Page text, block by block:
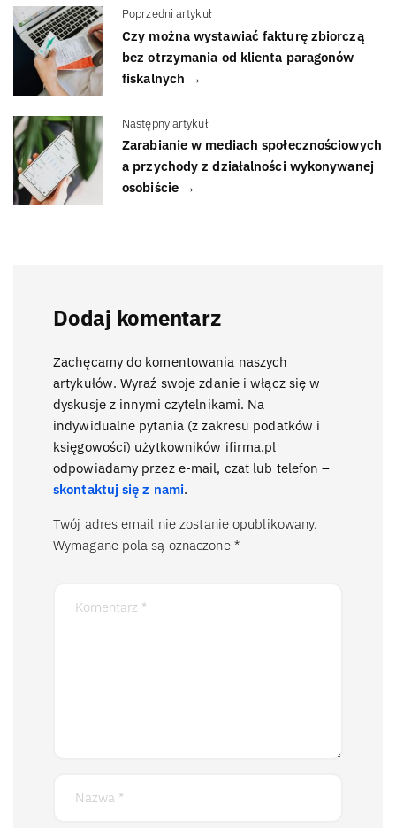
Poprzedni artykuł
Czy można wystawiać fakturę zbiorczą
bez otrzymania od klienta paragonów
fiskalnych →
Następny artykuł
Zarabianie w mediach społecznościowych
a przychody z działalności wykonywanej
osobiście →
Dodaj komentarz
Zachęcamy do komentowania naszych
artykułów. Wyraź swoje zdanie i włącz się w
dyskusje z innymi czytelnikami. Na
indywidualne pytania (z zakresu podatków i
księgowości) użytkowników ifirma.pl
odpowiadamy przez e-mail, czat lub telefon –
skontaktuj się z nami.
Twój adres email nie zostanie opublikowany.
Wymagane pola są oznaczone *